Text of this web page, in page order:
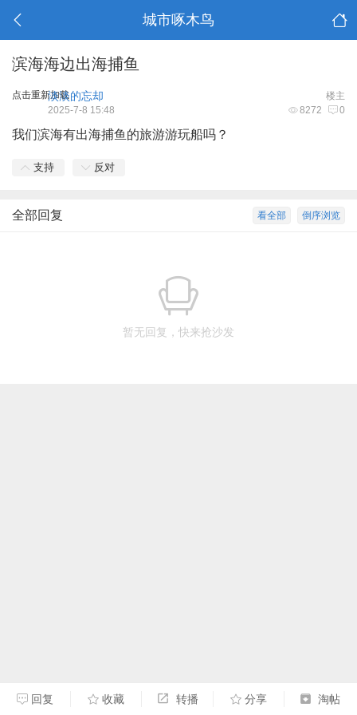
城市啄木鸟
滨海海边出海捕鱼
点击重新加载 楼主
淡淡的忘却
8272 0
2025-7-8 15:48
我们滨海有出海捕鱼的旅游游玩船吗？
支持 反对
倒序浏览
看全部
全部回复
暂无回复，快来抢沙发
回复 收藏 转播 分享 淘帖